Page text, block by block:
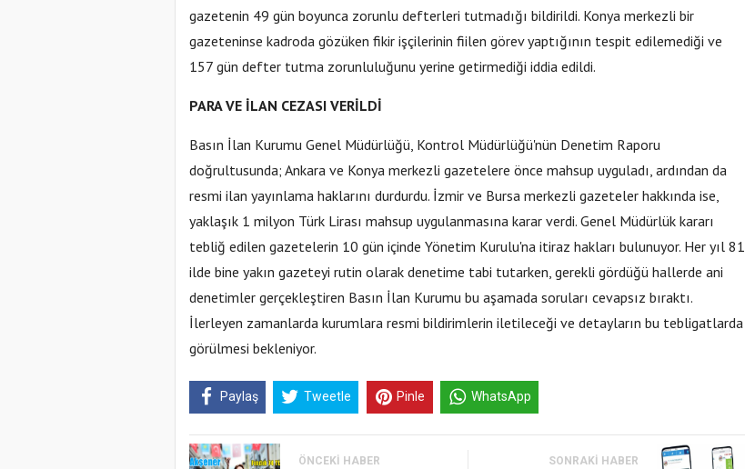
gazetenin 49 gün boyunca zorunlu defterleri tutmadığı bildirildi. Konya merkezli bir
gazeteninse kadroda gözüken fikir işçilerinin fiilen görev yaptığının tespit edilemediği ve
157 gün defter tutma zorunluluğunu yerine getirmediği iddia edildi.
PARA VE İLAN CEZASI VERİLDİ
Basın İlan Kurumu Genel Müdürlüğü, Kontrol Müdürlüğü'nün Denetim Raporu
doğrultusunda; Ankara ve Konya merkezli gazetelere önce mahsup uyguladı, ardından da
resmi ilan yayınlama haklarını durdurdu. İzmir ve Bursa merkezli gazeteler hakkında ise,
yaklaşık 1 milyon Türk Lirası mahsup uygulanmasına karar verdi. Genel Müdürlük kararı
tebliğ edilen gazetelerin 10 gün içinde Yönetim Kurulu'na itiraz hakları bulunuyor. Her yıl 81
ilde bine yakın gazeteyi rutin olarak denetime tabi tutarken, gerekli gördüğü hallerde ani
denetimler gerçekleştiren Basın İlan Kurumu bu aşamada soruları cevapsız bıraktı.
İlerleyen zamanlarda kurumlara resmi bildirimlerin iletileceği ve detayların bu tebligatlarda
görülmesi bekleniyor.
Paylaş Tweetle Pinle WhatsApp
ÖNCEKI HABER SONRAKI HABER